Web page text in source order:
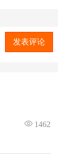
发表评论
1462